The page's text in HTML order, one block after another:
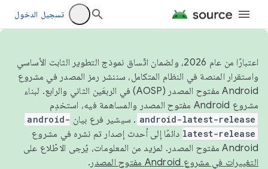
تسجيل الدخول
اعتبارًا من عام 2026، ولضمان اتّساق نموذج التطوير الثابت الأساسي
واستقرار المنصة في النظام المتكامل، سننشر رمز المصدر في مشروع
Android مفتوح المصدر (AOSP) في الربعَين الثاني والرابع. لبناء
مشروع Android مفتوح المصدر والمساهمة فيه، استخدِم
android-latest-release . سيشير فرع بيان android-
latest-release دائمًا إلى أحدث إصدار تم نشره في مشروع
Android مفتوح المصدر. لمزيد من المعلومات، يُرجى الاطّلاع على
التغييرات في مشروع Android مفتوح المصدر
.